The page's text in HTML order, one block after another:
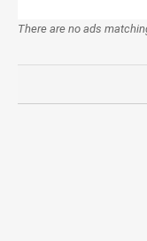
There are no ads